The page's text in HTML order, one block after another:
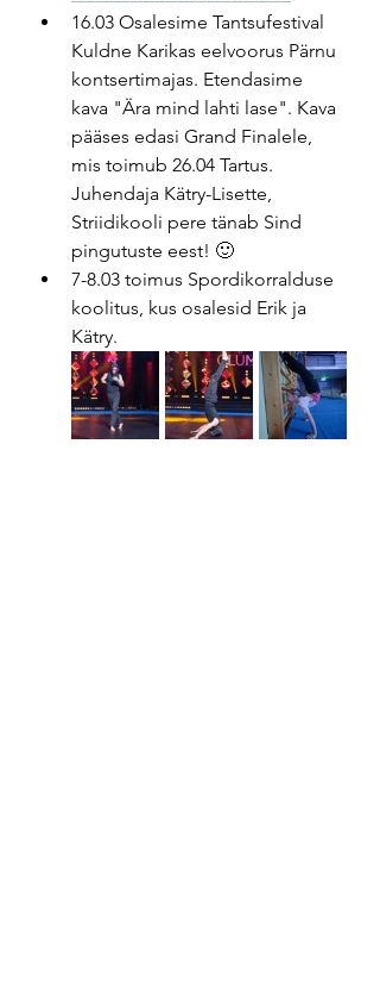
16.03 Osalesime Tantsufestival
Kuldne Karikas eelvoorus Pärnu
kontsertimajas. Etendasime
kava "Ära mind lahti lase". Kava
pääses edasi Grand Finalele,
mis toimub 26.04 Tartus.
Juhendaja Kätry-Lisette,
Striidikooli pere tänab Sind
pingutuste eest! 🙂
7-8.03 toimus Spordikorralduse
koolitus, kus osalesid Erik ja
Kätry.